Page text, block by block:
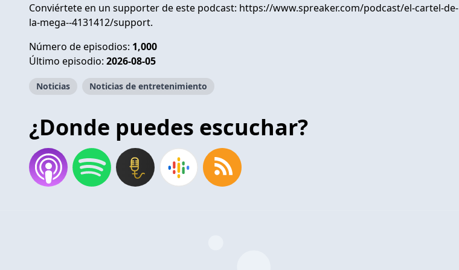
Conviértete en un supporter de este podcast: https://www.spreaker.com/podcast/el-cartel-de-
la-mega--4131412/support.
Número de episodios: 1,000
Último episodio: 2026-08-05
Noticias Noticias de entretenimiento
¿Donde puedes escuchar?